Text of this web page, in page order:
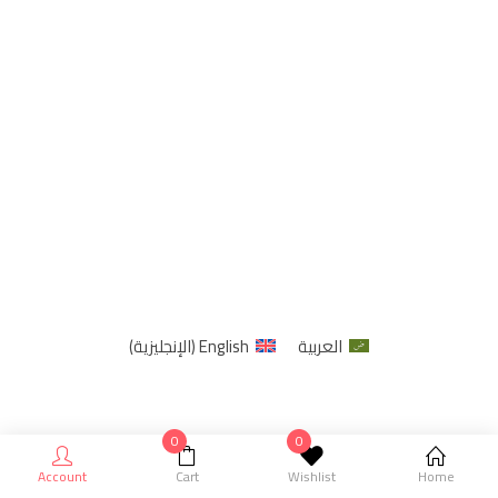
Home
0
Wishlist
0
Cart
Account
العربية English
(الإنجليزية)